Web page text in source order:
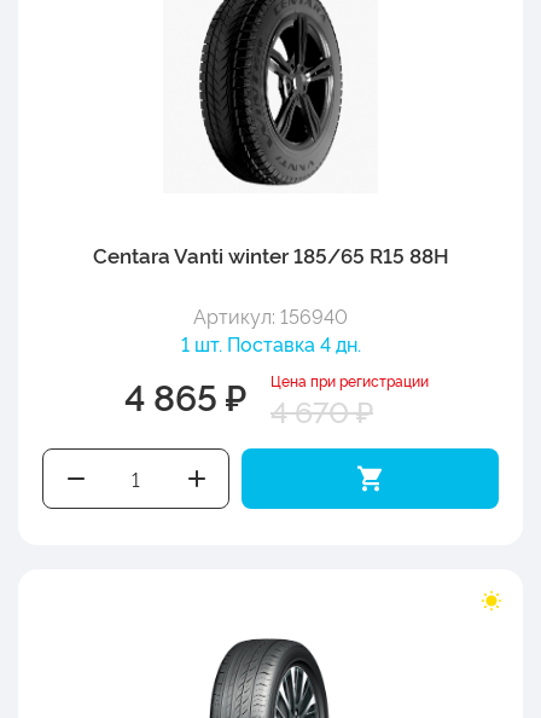
Centara Vanti winter 185/65 R15 88H
Артикул: 156940
1 шт. Поставка 4 дн.
4 865 ₽ Цена при регистрации
4 670 ₽